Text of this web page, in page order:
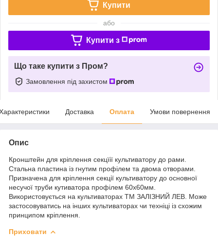
Купити
або
Купити з
Що таке купити з Пром?
Замовлення під захистом
Доставка Оплата Умови повернення
Опис
Кронштейн для кріплення секцїії культиватору до рами.
Стальна пластина із гнутим профілем та двома отворами.
Призначена для кріплення секції культиватору до основної
несучої труби кутиватора профілем 60х60мм.
Використовується на культиваторах ТМ ЗАЛІЗНИЙ ЛЕВ. Може
застосовуватись на інших культиваторах чи техніці із схожим
принципом кріплення.
Приховати